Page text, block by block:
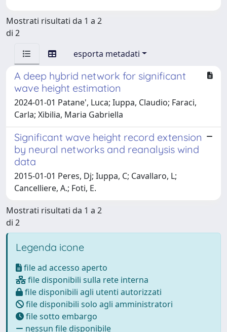
Mostrati risultati da 1 a 2
di 2
esporta metadati
A deep hybrid network for significant
wave height estimation
2024-01-01 Patane', Luca; Iuppa, Claudio; Faraci,
Carla; Xibilia, Maria Gabriella
Significant wave height record extension
by neural networks and reanalysis wind
data
2015-01-01 Peres, Dj; Iuppa, C; Cavallaro, L;
Cancelliere, A.; Foti, E.
Mostrati risultati da 1 a 2
di 2
Legenda icone
file ad accesso aperto
file disponibili sulla rete interna
file disponibili agli utenti autorizzati
file disponibili solo agli amministratori
file sotto embargo
nessun file disponibile